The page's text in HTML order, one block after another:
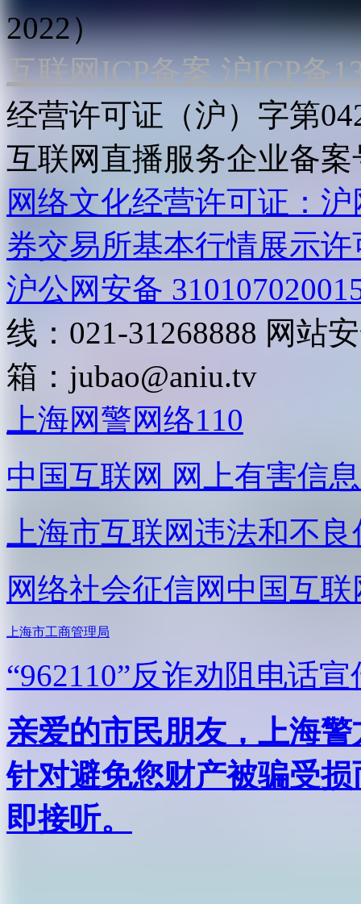
2022）
互联网ICP备案 沪ICP备
经营许可证（沪）字第
互联网直播服务企业备案
网络文化经营许可证：
券交易所基本行情展示许
沪公网安备
线：021-31268888 网站
箱： jubao@aniu.tv
上海网警网络110
中国互联网 网上有害信
上海市互联网违法和不
网络社会征信网 中国互
上海市工商管理局
“962110”反诈劝阻电话宣
亲爱的市民朋友，上海
针对避免您财产被骗受
即接听。